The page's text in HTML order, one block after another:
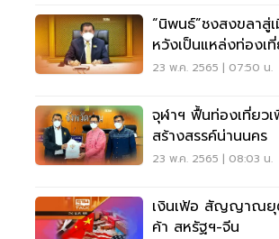
“นิพนธ์”ชงสงขลาสู่
หวังเป็นแหล่งท่องเ
วัฒนธรรม
23 พ.ค. 2565 | 07:50 น.
จุฬาฯ ฟื้นท่องเที่ยว
สร้างสรรค์น่านนคร
23 พ.ค. 2565 | 08:03 น.
เงินเฟ้อ สัญญาณยุ
ค้า สหรัฐฯ-จีน